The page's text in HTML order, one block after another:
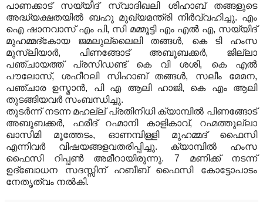
പാണക്കാട് സയ്യിദ് സ്വാദിഖലി ശിഹാബ് തങ്ങളുടെ
അദ്ധ്യക്ഷതയില്‍ ബഹു മുഖ്യമന്ത്രി നിര്‍വ്വഹിച്ചു. എം
ഐ ഷാനവാസ് എം പി, സി മമ്മൂട്ടി എം എല്‍ എ, സയ്യിദ്
മുഹമ്മദ്‌കോയ ജമലുല്ലൈലി തങ്ങള്‍, കെ ടി ഹംസ
മുസ്‌ലിയാര്‍, പിണങ്ങോട് അബൂബക്കര്‍, ജില്ലാ
പഞ്ചായത്ത് പ്രസിഡണ്ട് കെ വി ശശി, കെ എല്‍
പൗലോസ്, ശഹീറലി സിഹാബ് തങ്ങള്‍, സലീം മേമന,
പഞ്ചാര ഉസ്മാന്‍, പി എ ആലി ഹാജി, കെ എം ആലി
തുടങ്ങിയവര്‍ സംബന്ധിച്ചു.
തുടര്‍ന്ന് നടന്ന മഹല്ല് പ്രതിനിധി ക്യാമ്പില്‍ പിണങ്ങോട്
അബൂബക്കര്‍, ഫരീദ് റഹ്മാനി കാളികാവ്, റഹ്മത്തുല്ലാ
ഖാസിമി മൂത്തേടം, ഓണമ്പിള്ളി മുഹമ്മദ് ഫൈസി
എന്നിവര്‍ വിഷയങ്ങളവതരിപ്പിച്ചു. ക്യാമ്പില്‍ ഹംസ
ഫൈസി റിപ്പണ്‍ അമീറായിരുന്നു. 7 മണിക്ക് നടന്ന്
ഉദ്‌ബോധന സദസ്സിന് ഹബീബ് ഫൈസി കോട്ടോപാടം
നേതൃത്വം നല്‍കി.